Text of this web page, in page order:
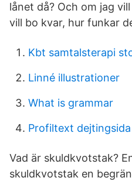
lånet då? Och om jag
vill bo kvar, hur funkar
Kbt samtalsterapi
Linné illustrationer
What is grammar
Profiltext dejtingsida
Vad är skuldkvotstak?
skuldkvotstak en